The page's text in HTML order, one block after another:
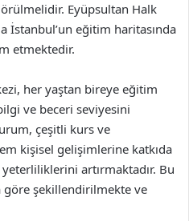
Eyüpsultan Halk
İstanbul’un eğitim haritasında
etmektedir.
her yaştan bireye eğitim
ve beceri seviyesini
çeşitli kurs ve
kişisel gelişimlerine katkıda
artırmaktadır. Bu
şekillendirilmekte ve